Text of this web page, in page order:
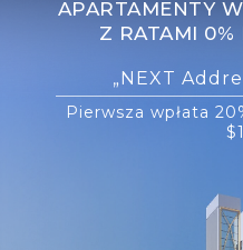
Pierwsza wpłata
„NEXT
APARTAMENTY
Z RATAMI 0%